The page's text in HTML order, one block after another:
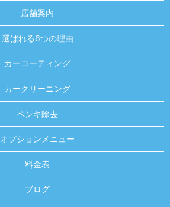
店舗案内
選ばれる6つの理由
カーコーティング
カークリーニング
ペンキ除去
オプションメニュー
料金表
ブログ